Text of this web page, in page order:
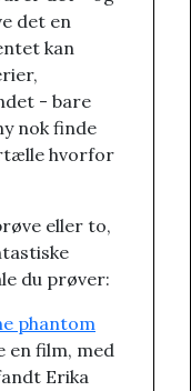
det en
kan
- bare
nok finde
hvorfor
eller to,
du prøver:
phantom
en film, med
Erika